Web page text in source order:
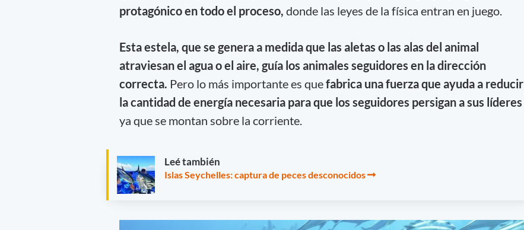
protagónico en todo el proceso, donde las leyes de la física entran en juego.
Esta estela, que se genera a medida que las aletas o las alas del animal
atraviesan el agua o el aire, guía los animales seguidores en la dirección
correcta. Pero lo más importante es quefabrica una fuerza que ayuda a reducir
la cantidad de energía necesaria para que los seguidores persigan a sus líderes
ya que se montan sobre la corriente.
Leé también
Islas Seychelles: captura de peces desconocidos